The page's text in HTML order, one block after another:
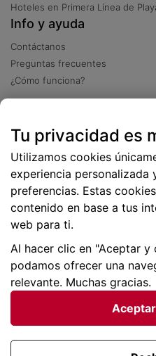
Hoteles en Primera Línea de
Info y ayuda
Contáctanos
Preguntas frecuentes
¿Cómo funciona?
Más de 2 millones de descargas
Condiciones generales |
Tu privacidad es
Utilizamos cookies
experiencia personalizada
preferencias. Estas
contenido en base a tus
web para ti.
Al hacer clic en "Aceptar y
podamos ofrecer una
relevante. Muchas gracias.